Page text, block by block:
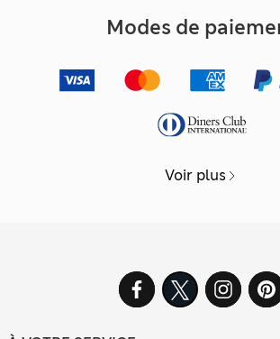
Modes de
Voir plus